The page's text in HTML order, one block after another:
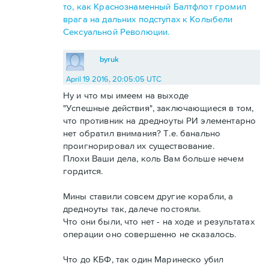
то, как Краснознаменный Балтфлот громил
врага на дальних подступах к Колыбели
Сексуальной Революции.
byruk
April 19 2016, 20:05:05 UTC
Ну и что мы имеем на выходе
"Успешные действия", заключающиеся в том,
что противник на дредноуты РИ элементарно
нет обратил внимания? Т.е. банально
проигнорировал их существование.
Плохи Ваши дела, коль Вам больше нечем
гордится.
Мины ставили совсем другие корабли, а
дредноуты так, далече постояли.
Что они были, что нет - на ходе и результатах
операции оно совершенно не сказалось.
Что до КБФ, так один Маринеско убил